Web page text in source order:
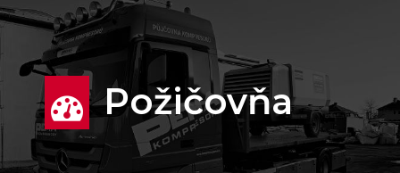
Požičovňa